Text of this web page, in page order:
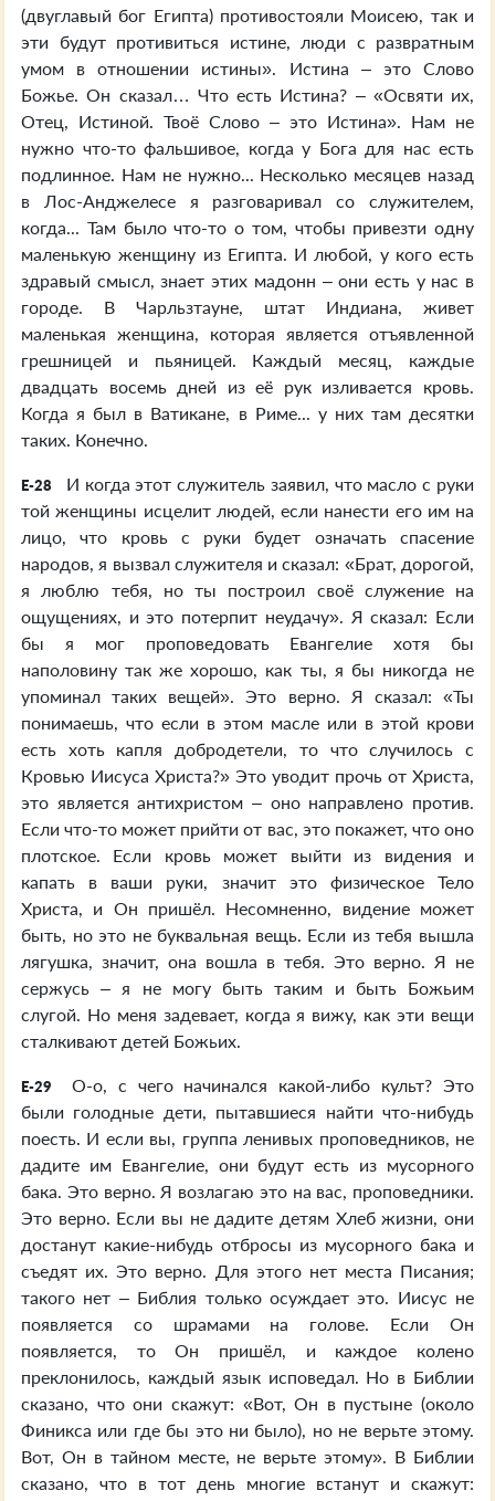
(двуглавый бог Египта) противостояли Моисею, так и
эти будут противиться истине, люди с развратным
умом в отношении истины». Истина – это Слово
Божье. Он сказал… Что есть Истина? – «Освяти их,
Отец, Истиной. Твоё Слово – это Истина». Нам не
нужно что-то фальшивое, когда у Бога для нас есть
подлинное. Нам не нужно... Несколько месяцев назад
в Лос-Анджелесе я разговаривал со служителем,
когда... Там было что-то о том, чтобы привезти одну
маленькую женщину из Египта. И любой, у кого есть
здравый смысл, знает этих мадонн – они есть у нас в
городе. В Чарльзтауне, штат Индиана, живет
маленькая женщина, которая является отъявленной
грешницей и пьяницей. Каждый месяц, каждые
двадцать восемь дней из её рук изливается кровь.
Когда я был в Ватикане, в Риме... у них там десятки
таких. Конечно.
E-28
И когда этот служитель заявил, что масло с руки
той женщины исцелит людей, если нанести его им на
лицо, что кровь с руки будет означать спасение
народов, я вызвал служителя и сказал: «Брат, дорогой,
я люблю тебя, но ты построил своё служение на
ощущениях, и это потерпит неудачу». Я сказал: Если
бы я мог проповедовать Евангелие хотя бы
наполовину так же хорошо, как ты, я бы никогда не
упоминал таких вещей». Это верно. Я сказал: «Ты
понимаешь, что если в этом масле или в этой крови
есть хоть капля добродетели, то что случилось с
Кровью Иисуса Христа?» Это уводит прочь от Христа,
это является антихристом – оно направлено против.
Если что-то может прийти от вас, это покажет, что оно
плотское. Если кровь может выйти из видения и
капать в ваши руки, значит это физическое Тело
Христа, и Он пришёл. Несомненно, видение может
быть, но это не буквальная вещь. Если из тебя вышла
лягушка, значит, она вошла в тебя. Это верно. Я не
сержусь – я не могу быть таким и быть Божьим
слугой. Но меня задевает, когда я вижу, как эти вещи
сталкивают детей Божьих.
E-29
О-о, с чего начинался какой-либо культ? Это
были голодные дети, пытавшиеся найти что-нибудь
поесть. И если вы, группа ленивых проповедников, не
дадите им Евангелие, они будут есть из мусорного
бака. Это верно. Я возлагаю это на вас, проповедники.
Это верно. Если вы не дадите детям Хлеб жизни, они
достанут какие-нибудь отбросы из мусорного бака и
съедят их. Это верно. Для этого нет места Писания;
такого нет – Библия только осуждает это. Иисус не
появляется со шрамами на голове. Если Он
появляется, то Он пришёл, и каждое колено
преклонилось, каждый язык исповедал. Но в Библии
сказано, что они скажут: «Вот, Он в пустыне (около
Финикса или где бы это ни было), но не верьте этому.
Вот, Он в тайном месте, не верьте этому». В Библии
сказано, что в тот день многие встанут и скажут: